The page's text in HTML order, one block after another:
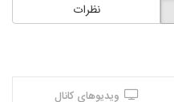
نظرات
ویدیوهای کانال